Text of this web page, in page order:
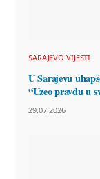
SARAJEVO VIJESTI
U Sarajevu
“Uzeo pravdu u
29.07.2026